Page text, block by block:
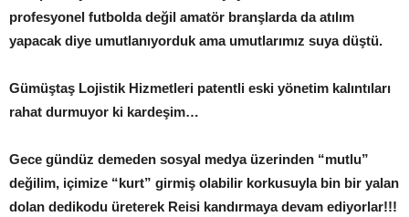
profesyonel futbolda değil amatör branşlarda da atılım
yapacak diye umutlanıyorduk ama umutlarımız suya düştü.
Gümüştaş Lojistik Hizmetleri patentli eski yönetim kalıntıları
rahat durmuyor ki kardeşim…
Gece gündüz demeden sosyal medya üzerinden “mutlu”
değilim, içimize “kurt” girmiş olabilir korkusuyla bin bir yalan
dolan dedikodu üreterek Reisi kandırmaya devam ediyorlar!!!